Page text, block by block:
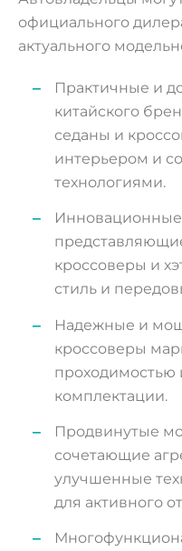
официального
актуального
Практичные и
китайского
седаны и
интерьером и
технологиями.
кроссоверы и
стиль и
Надежные и
кроссоверы
проходимостью
комплектации.
Продвинутые
сочетающие
улучшенные
для активного